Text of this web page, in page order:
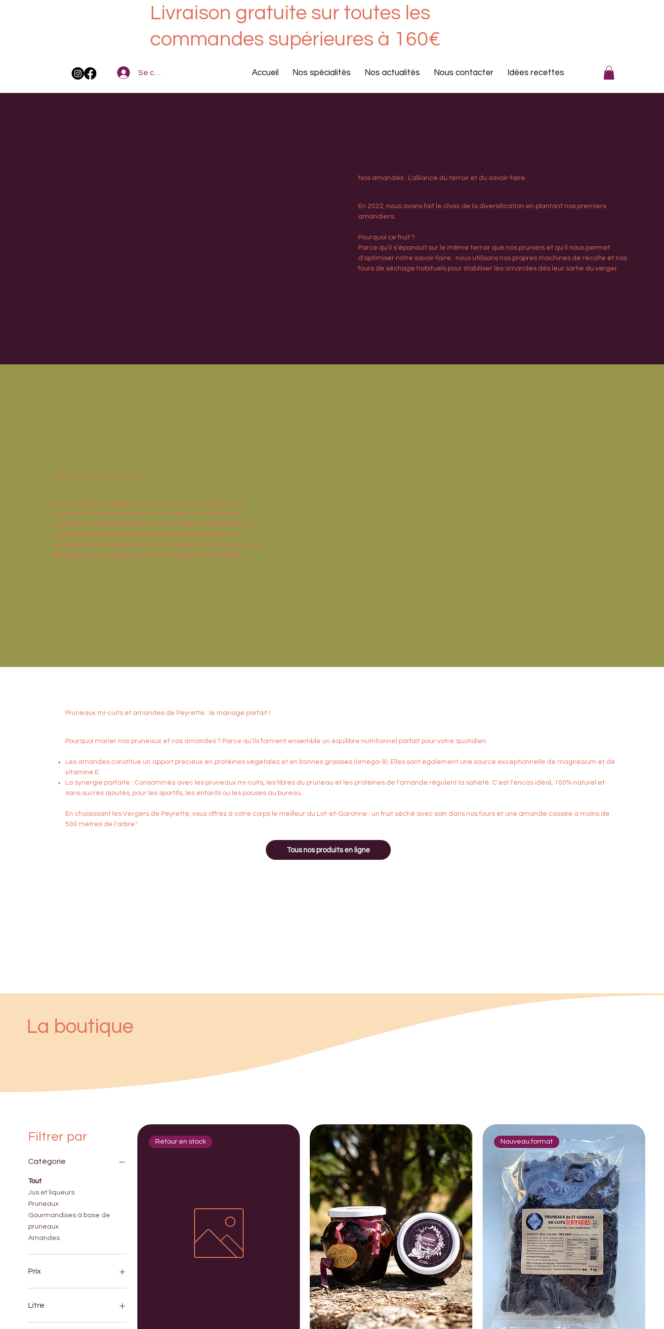
Livraison gratuite sur toutes les
commandes supérieures à 160€
Se connecter Accueil Nos spécialités Nos actualités Nous contacter Idées recettes
Nos amandes : L'alliance du terroir et du savoir-faire
En 2022, nous avons fait le choix de la diversification en plantant nos premiers
amandiers.
Pourquoi ce fruit ?
Parce qu’il s’épanouit sur le même terroir que nos pruniers et qu'il nous permet
d'optimiser notre savoir-faire : nous utilisons nos propres machines de récolte et nos
fours de séchage habituels pour stabiliser les amandes dès leur sortie du verger.
La boutique
Pruneaux mi-cuits et amandes de Peyrette : le mariage parfait !
Pourquoi marier nos pruneaux et nos amandes ? Parce qu’ils forment ensemble un équilibre nutritionnel parfait pour votre quotidien.
Les amandes constitue un apport précieux en protéines végétales et en bonnes graisses (oméga-9). Elles sont également une source exceptionnelle de magnésium et de
vitamine E.
La synergie parfaite : Consommés avec les pruneaux mi-cuits, les fibres du pruneau et les protéines de l'amande régulent la satiété. C'est l'encas idéal, 100% naturel et
sans sucres ajoutés, pour les sportifs, les enfants ou les pauses au bureau.
En choisissant les Vergers de Peyrette, vous offrez à votre corps le meilleur du Lot-et-Garonne : un fruit séché avec soin dans nos fours et une amande cassée à moins de
500 mètres de l'arbre."​
Tous nos produits en ligne
Filtrer par
Catégorie
Tout
Jus et liqueurs
Pruneaux
Gourmandises à base de
pruneaux
Amandes
Prix
5 €
Litre
Retour en stock Nouveau format
Une production ultra-locale
Pour l'étape du cassage, nous avons choisi la simplicité et la
proximité : tout se passe à la ferme voisine, à moins de 500
mètres de nos rangs d'arbres. Ce circuit ultra-court garantit une
fraîcheur absolue et soutient l'entraide agricole locale. Nos
amandes décortiquées (sachet de 200 g) sont ainsi le pur produit
de notre vallon : cultivées, séchées et cassées à Monbalen.